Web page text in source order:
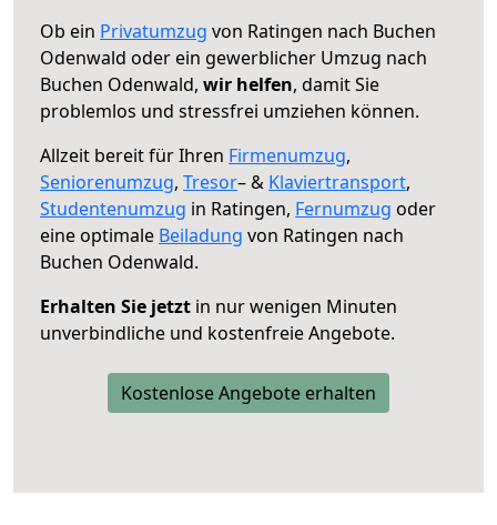
Ob ein Privatumzug von Ratingen nach Buchen
Odenwald oder ein gewerblicher Umzug nach
Buchen Odenwald, wir helfen, damit Sie
problemlos und stressfrei umziehen können.
Allzeit bereit für Ihren Firmenumzug,
Seniorenumzug, Tresor– & Klaviertransport,
Studentenumzug in Ratingen, Fernumzug oder
eine optimale Beiladung von Ratingen nach
Buchen Odenwald.
Erhalten Sie jetzt in nur wenigen Minuten
unverbindliche und kostenfreie Angebote.
Kostenlose Angebote erhalten